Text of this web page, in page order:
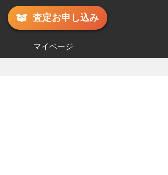
査定お申し込み
マイページ